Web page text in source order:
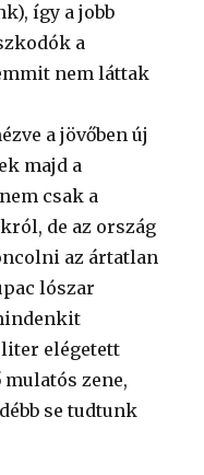
így a jobb
a
nem láttak
a jövőben új
majd a
csak a
de az ország
az ártatlan
lószar
elégetett
zene,
se tudtunk